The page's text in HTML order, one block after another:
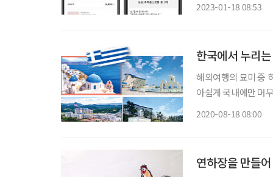
2023-01-18 08:53
한국에서 누리
해외여행의 묘미 중
아쉽게 국내에만 머
2020-08-18 08:00
연하장을 만들